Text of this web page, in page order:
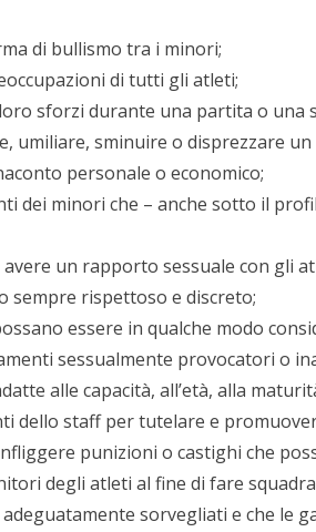
di bullismo tra i minori;
di tutti gli atleti;
sforzi durante una partita o una
umiliare, sminuire o disprezzare
personale o economico;
dei minori che – anche sotto il
un rapporto sessuale con gli
sempre rispettoso e discreto;
essere in qualche modo
sessualmente provocatori o
alle capacità, all’età, alla
dello staff per tutelare e
punizioni o castighi che
degli atleti al fine di fare
sorvegliati e che le